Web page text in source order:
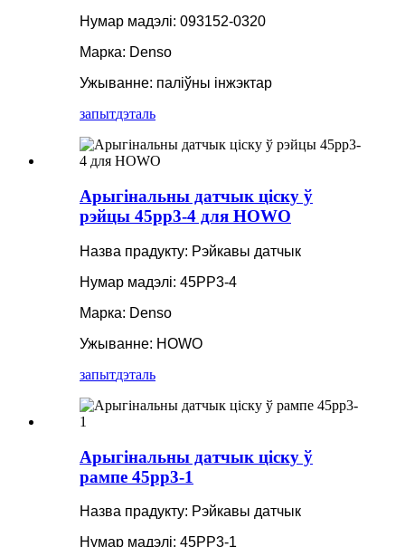
Нумар мадэлі: 093152-0320
Марка: Denso
Ужыванне: паліўны інжэктар
запытдэталь
Арыгінальны датчык ціску ў
рэйцы 45pp3-4 для HOWO
Назва прадукту: Рэйкавы датчык
Нумар мадэлі: 45PP3-4
Марка: Denso
Ужыванне: HOWO
запытдэталь
Арыгінальны датчык ціску ў
рампе 45pp3-1
Назва прадукту: Рэйкавы датчык
Нумар мадэлі: 45PP3-1